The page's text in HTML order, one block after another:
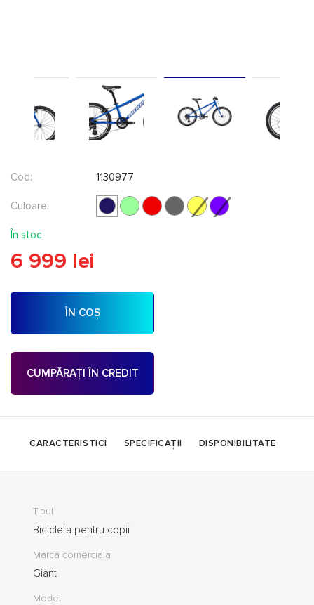
Cod: 1130977
Culoare:
În stoc
6 999 lei
ÎN COȘ
CUMPĂRAȚI ÎN CREDIT
CARACTERISTICI SPECIFICAȚII DISPONIBILITATE
Tipul
Bicicleta pentru copii
Marca comerciala
Giant
Model